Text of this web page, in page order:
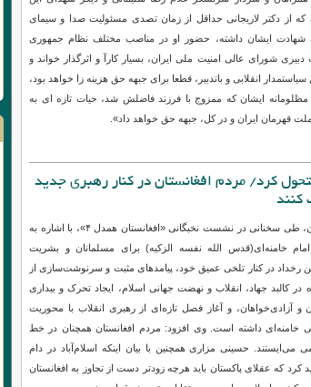
که از دکتر لاریجانی حداقل از زمان تصدی مسئولیت صدا و سیمای
کرد/ مردم افغانستان در کنار رهبری جدید
کنند
رخداد در کنار تلخی عمیق خود، پیامدهای مثبت و سرنوشت‌سازی از
در کالبد جهاد، انقلاب و نهضت جهانی اسلام، ایجاد تحرک و بیداری
و آزادی‌خواهان، و آغاز فصل تازه‌ای از رهبری انقلاب با محوریت
می‌ایستند. حسینی مزاری همچنین با بیان اینکه اسلام‌آباد در دام